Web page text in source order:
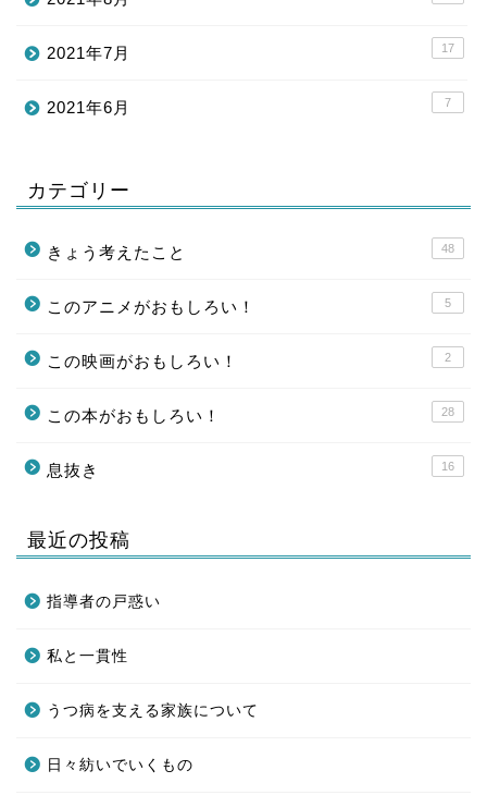
2021年7月 17
2021年6月 7
カテゴリー
きょう考えたこと 48
このアニメがおもしろい！ 5
この映画がおもしろい！ 2
この本がおもしろい！ 28
息抜き 16
最近の投稿
指導者の戸惑い
私と一貫性
うつ病を支える家族について
日々紡いでいくもの